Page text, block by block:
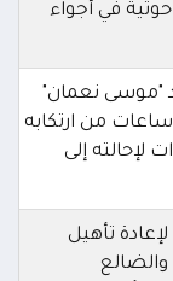
في أجواء
"موسى نعمان"
من ارتكابه
لإحالته إلى
تأهيل
والضالع